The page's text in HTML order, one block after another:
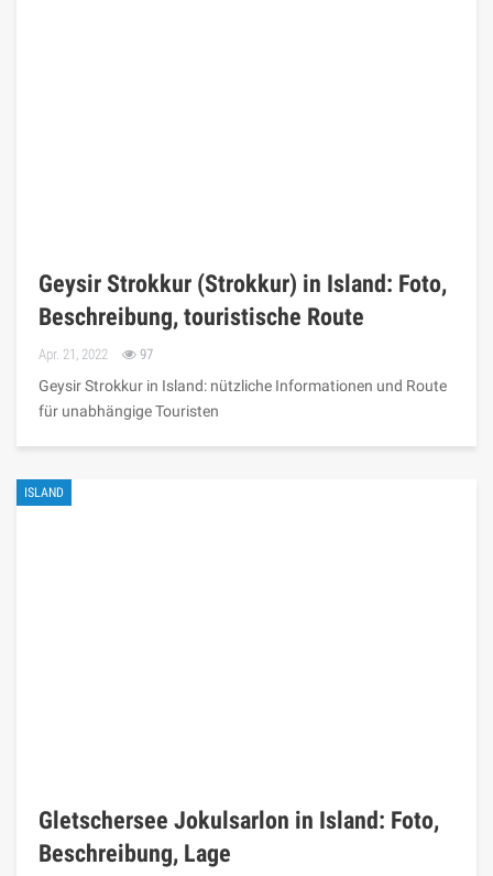
Geysir Strokkur (Strokkur) in Island: Foto,
Beschreibung, touristische Route
Apr. 21, 2022 97
Geysir Strokkur in Island: nützliche Informationen und Route
für unabhängige Touristen
ISLAND
Gletschersee Jokulsarlon in Island: Foto,
Beschreibung, Lage